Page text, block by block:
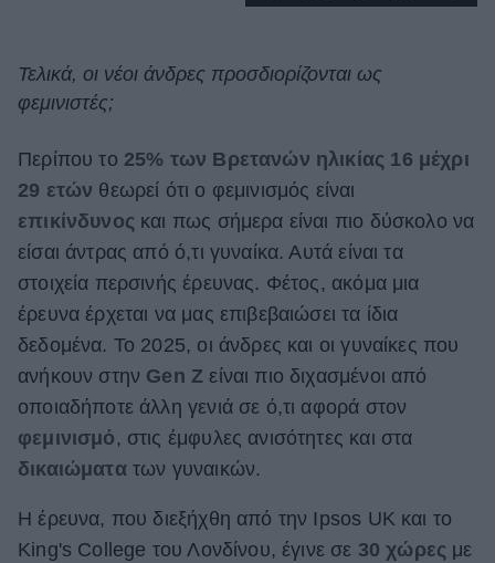
Cooking
Green
Αφιερώματα
ΒΟΞ
Χωρίς Ταμπέλες
Women's Forum
Hautes Grecians
Τελικά, οι νέοι άνδρες προσδιορίζονται ως
φεμινιστές;
Περίπου το 25% των Βρετανών ηλικίας 16 μέχρι
29 ετών θεωρεί ότι ο φεμινισμός είναι
επικίνδυνος και πως σήμερα είναι πιο δύσκολο να
είσαι άντρας από ό,τι γυναίκα. Αυτά είναι τα
στοιχεία περσινής έρευνας. Φέτος, ακόμα μια
έρευνα έρχεται να μας επιβεβαιώσει τα ίδια
δεδομένα. Το 2025, οι άνδρες και οι γυναίκες που
ανήκουν στην Gen Z είναι πιο διχασμένοι από
οποιαδήποτε άλλη γενιά σε ό,τι αφορά στον
φεμινισμό , στις έμφυλες ανισότητες και στα
δικαιώματα των γυναικών.
Η έρευνα, που διεξήχθη από την Ipsos UK και το
King's College του Λονδίνου, έγινε σε 30 χώρες με